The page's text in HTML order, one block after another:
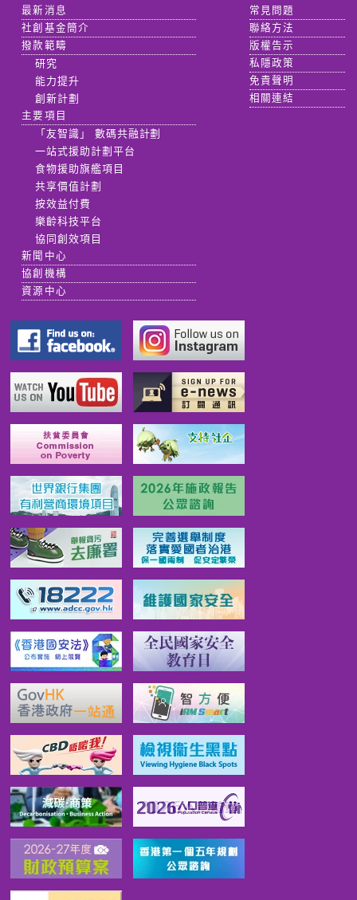
最新消息
社創基金簡介
撥款範疇
研究
能力提升
創新計劃
主要項目
「友智識」 數碼共融計劃
一站式援助計劃平台
食物援助旗艦項目
共享價值計劃
按效益付費
樂齡科技平台
協同創效項目
新聞中心
協創機構
資源中心
常見問題
聯絡方法
版權告示
私隱政策
免責聲明
相關連結